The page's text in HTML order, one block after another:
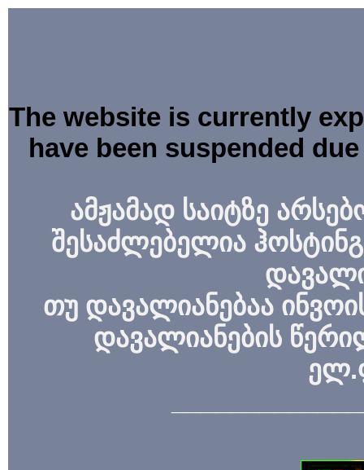
The website is currently
have been suspended
ამჟამად საიტზე
შესაძლებელია
თუ დავალიანებაა
დავალიანების